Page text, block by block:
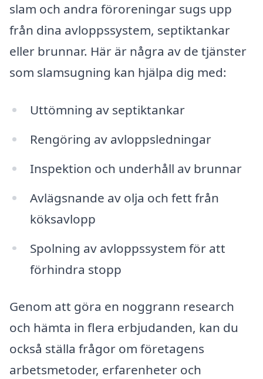
slam och andra föroreningar sugs upp
från dina avloppssystem, septiktankar
eller brunnar. Här är några av de tjänster
som slamsugning kan hjälpa dig med:
Uttömning av septiktankar
Rengöring av avloppsledningar
Inspektion och underhåll av brunnar
Avlägsnande av olja och fett från
köksavlopp
Spolning av avloppssystem för att
förhindra stopp
Genom att göra en noggrann research
och hämta in flera erbjudanden, kan du
också ställa frågor om företagens
arbetsmetoder, erfarenheter och